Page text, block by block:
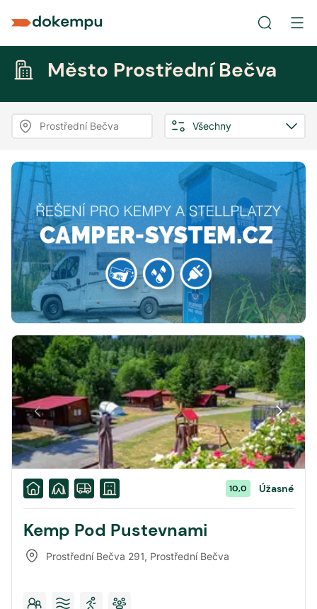
Město Prostřední Bečva
Prostřední Bečva Všechny
10,0 Úžasné
Kemp Pod Pustevnami
Prostřední Bečva 291, Prostřední Bečva